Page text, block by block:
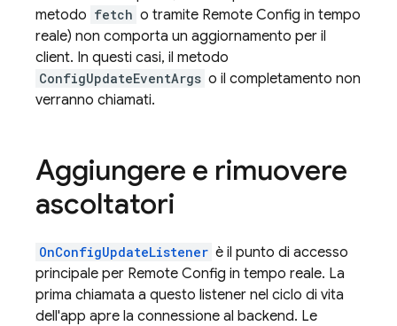
metodo fetch o tramite Remote Config in tempo
reale) non comporta un aggiornamento per il
client. In questi casi, il metodo
ConfigUpdateEventArgs o il completamento non
verranno chiamati.
Aggiungere e rimuovere
ascoltatori
OnConfigUpdateListener è il punto di accesso
principale per Remote Config in tempo reale. La
prima chiamata a questo listener nel ciclo di vita
dell'app apre la connessione al backend. Le